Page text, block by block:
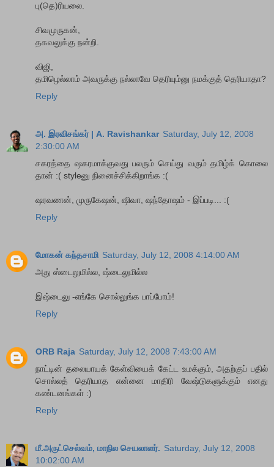
பு(தெ)ரியலை.
சிவமுருகன்,
தகவலுக்கு நன்றி.
விஜி,
தமிழெல்லாம் அவருக்கு நல்லாவே தெரியும்னு நமக்குத் தெரியாதா?
Reply
அ. இரவிசங்கர் | A. Ravishankar Saturday, July 12, 2008
2:30:00 AM
சகரத்தை ஷகரமாக்குவது பலரும் செய்து வரும் தமிழ்க் கொலை
தான் :( styleனு நினைச்சிக்கிறாங்க :(
ஷரவணன், முருகேஷன், ஷிவா, ஷந்தோஷம் - இப்படி... :(
Reply
மோகன் கந்தசாமி Saturday, July 12, 2008 4:14:00 AM
அது ஸ்டைலுமில்ல, ஷ்டைலுமில்ல
இஷ்டைலு -எங்கே சொல்லுங்க பாப்போம்!
Reply
ORB Raja Saturday, July 12, 2008 7:43:00 AM
நாட்டின் தலையாயக் கேள்வியைக் கேட்ட உமக்கும், அதற்குப் பதில்
சொல்லத் தெரியாத என்னை மாதிரி வேஷ்டுகளுக்கும் எனது
கண்டனங்கள் :)
Reply
மீ.அருட்செல்வம், மாநில செயலாளர். Saturday, July 12, 2008
10:02:00 AM